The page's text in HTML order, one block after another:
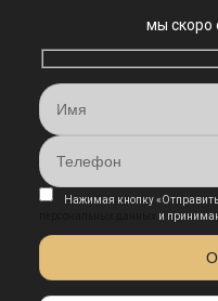
мы скоро
Нажимая кнопку
и